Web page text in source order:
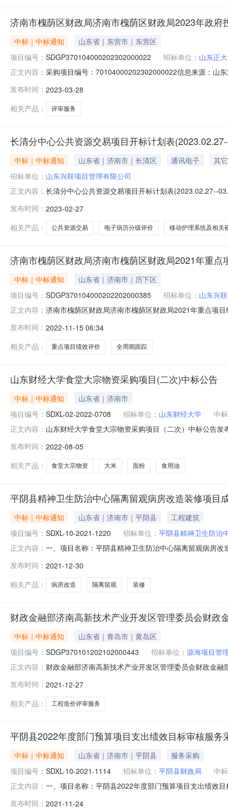
济南市槐荫区财政局济南市槐荫区财政局2023年政府
中标｜中标通知
山东省｜东营市｜东营区
项目编号： SDGP370104000202302000022 招标单位： 山东正
正文内容： 采购项目编号：70104000202302000022信息来源：山
荫区财政局2023年政府投资项目评审服务三、项目编号
发布时间： 2023-03-28
相关产品：
评审服务
长清分中心公共资源交易项目开标计划表
中标｜中标通知 山东省｜济南市｜长清区 通讯电子
其它
招标单位： 山东兴联项目管理有限公司
正文内容： 长清分中心公共资源交易项目开标计划表(2023.02.27--
购项目山东兴联项目管理有限公司三开303.0310:30拍卖
发布时间： 2023-02-27
相关产品：
公共资源交易 电子病历分级评价 移动护理系统及相关
济南市槐荫区财政局济南市槐荫区财政局2021年重
中标｜中标通知
山东省｜济南市｜历下区
项目编号： SDGP370104000202202000385 招标单位： 山东兴
正文内容： 济南市槐荫区财政局济南市槐荫区财政局2021年重点项
效评价及2022年全周期跟踪项目三、项目编号：
发布时间： 2022-11-15 06:34
相关产品：
重点项目绩效评价 全周期跟踪
山东财经大学食堂大宗物资采购项目(二次)中标公告
中标｜中标通知
山东省｜济南市
项目编号： SDXL-02-2022-0708 招标单位： 山东财经大学
中
正文内容： 山东财经大学食堂大宗物资采购项目（二次）中标公告
谷王朝商贸有限公司105.00山东省济南市历城区祝舜路
发布时间： 2022-08-05
相关产品：
食堂大宗物资 大米 面粉 食用油
平阴县精神卫生防治中心隔离留观病房改造装修项目
中标｜中标通知 山东省｜济南市｜平阴县
工程建筑
项目编号： SDXL-10-2021-1220 招标单位： 平阴县精神卫生防治
正文内容： 一、项目名称：平阴县精神卫生防治中心隔离留观病房
单：方斌、方林、陈爱英。八、联系方式1.采购人：平
发布时间： 2021-12-30
相关产品：
病房改造 隔离留观 装修
财政金融部济南高新技术产业开发区管理委员会财
中标｜中标通知
山东省｜青岛市｜黄岛区
项目编号： SDGP370101202102000443 招标单位： 源海项目管
正文内容： 财政金融部济南高新技术产业开发区管理委员会财政金
目工程造价评审服务项目三、分包名称：E包E包财政投
发布时间： 2021-12-27
相关产品：
工程造价评审服务
平阴县2022年度部门预算项目支出绩效目标审核服务
中标｜中标通知 山东省｜济南市｜平阴县
服务采购
项目编号： SDXL-10-2021-1114 招标单位： 平阴县财政局
中
正文内容： 一、项目名称：平阴县2022年度部门预算项目支出绩效
良刚。八、联系方式1.采购人：平阴县财政局地址：平
发布时间： 2021-11-24